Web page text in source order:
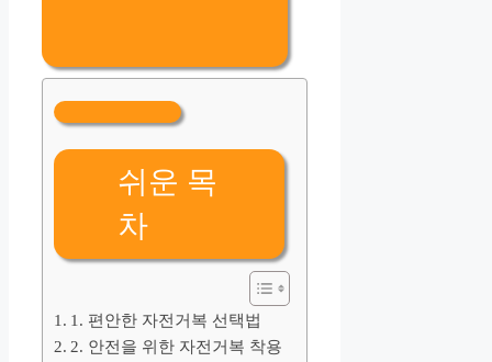
쉬운 목
차
1. 편안한 자전거복 선택법
2. 안전을 위한 자전거복 착용